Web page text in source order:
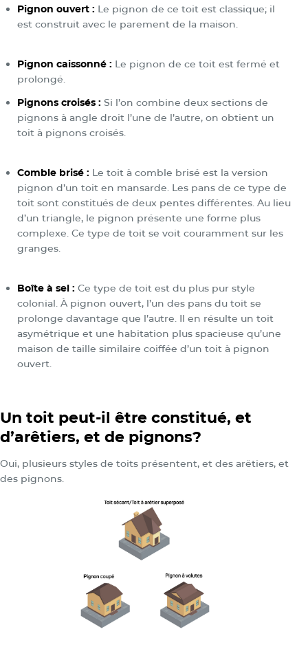
Pignon ouvert : Le pignon de ce toit est classique; il
est construit avec le parement de la maison.
Pignon caissonné : Le pignon de ce toit est fermé et
prolongé.
Pignons croisés : Si l’on combine deux sections de
pignons à angle droit l’une de l’autre, on obtient un
toit à pignons croisés.
Comble brisé : Le toit à comble brisé est la version
pignon d’un toit en mansarde. Les pans de ce type de
toit sont constitués de deux pentes différentes. Au lieu
d’un triangle, le pignon présente une forme plus
complexe. Ce type de toit se voit couramment sur les
granges.
Boîte à sel : Ce type de toit est du plus pur style
colonial. À pignon ouvert, l’un des pans du toit se
prolonge davantage que l’autre. Il en résulte un toit
asymétrique et une habitation plus spacieuse qu’une
maison de taille similaire coiffée d’un toit à pignon
ouvert.
Un toit peut-il être constitué, et
d’arêtiers, et de pignons?
Oui, plusieurs styles de toits présentent, et des arêtiers, et
des pignons.